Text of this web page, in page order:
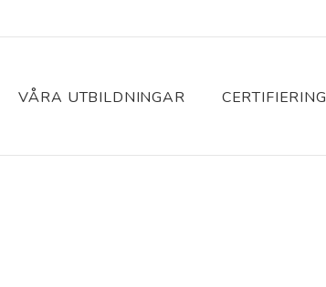
VÅRA UTBILDNINGAR CERTIFIERING